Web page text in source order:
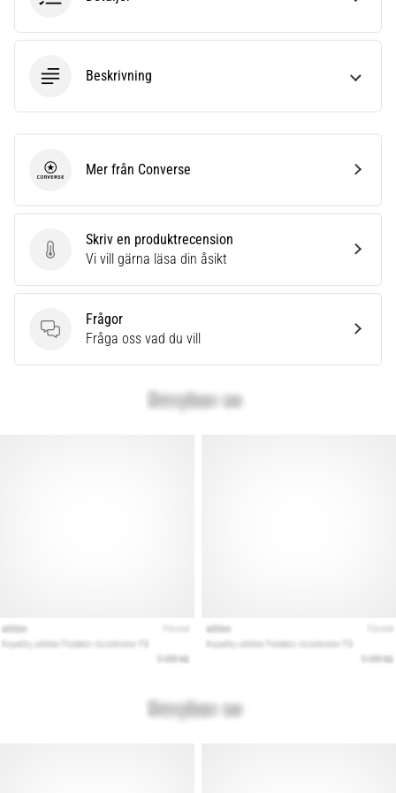
Beskrivning
Skriv en produktrecension
Skriv en produktrecension
Vi vill gärna läsa din åsikt
Frågor
Frågor
Fråga oss vad du vill
ConverseMer från Converse